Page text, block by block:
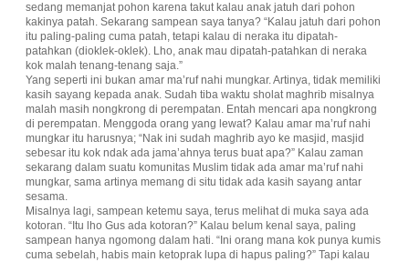
sedang memanjat pohon karena takut kalau anak jatuh dari pohon
kakinya patah. Sekarang sampean saya tanya? “Kalau jatuh dari pohon
itu paling-paling cuma patah, tetapi kalau di neraka itu dipatah-
patahkan (dioklek-oklek). Lho, anak mau dipatah-patahkan di neraka
kok malah tenang-tenang saja.”
Yang seperti ini bukan amar ma’ruf nahi mungkar. Artinya, tidak memiliki
kasih sayang kepada anak. Sudah tiba waktu sholat maghrib misalnya
malah masih nongkrong di perempatan. Entah mencari apa nongkrong
di perempatan. Menggoda orang yang lewat? Kalau amar ma’ruf nahi
mungkar itu harusnya; “Nak ini sudah maghrib ayo ke masjid, masjid
sebesar itu kok ndak ada jama’ahnya terus buat apa?” Kalau zaman
sekarang dalam suatu komunitas Muslim tidak ada amar ma’ruf nahi
mungkar, sama artinya memang di situ tidak ada kasih sayang antar
sesama.
Misalnya lagi, sampean ketemu saya, terus melihat di muka saya ada
kotoran. “Itu lho Gus ada kotoran?” Kalau belum kenal saya, paling
sampean hanya ngomong dalam hati. “Ini orang mana kok punya kumis
cuma sebelah, habis main ketoprak lupa di hapus paling?” Tapi kalau